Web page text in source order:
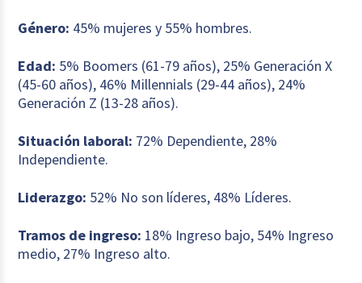
Género: 45% mujeres y 55% hombres.
Edad: 5% Boomers (61-79 años), 25% Generación X
(45-60 años), 46% Millennials (29-44 años), 24%
Generación Z (13-28 años).
Situación laboral: 72% Dependiente, 28%
Independiente.
Liderazgo: 52% No son líderes, 48% Líderes.
Tramos de ingreso: 18% Ingreso bajo, 54% Ingreso
medio, 27% Ingreso alto.